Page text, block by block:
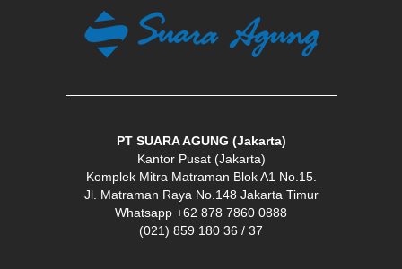
PT SUARA AGUNG (Jakarta)
Kantor Pusat (Jakarta)
Komplek Mitra Matraman Blok A1 No.15.
Jl. Matraman Raya No.148 Jakarta Timur
Whatsapp +62 878 7860 0888
(021) 859 180 36 / 37